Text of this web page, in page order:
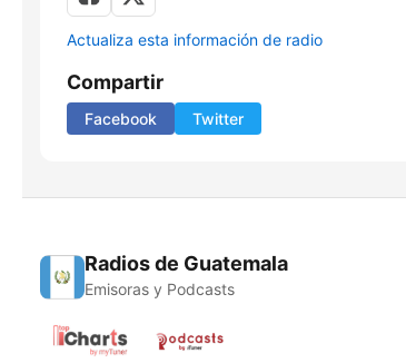
Actualiza esta información de radio
Compartir
Facebook Twitter
Radios de Guatemala
Emisoras y Podcasts